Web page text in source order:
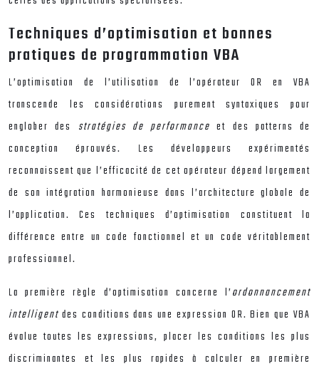
Techniques d’optimisation et bonnes
pratiques de programmation VBA
L’optimisation de l’utilisation de l’opérateur OR en VBA
transcende les considérations purement syntaxiques pour
englober des stratégies de performance et des patterns de
conception éprouvés. Les développeurs expérimentés
reconnaissent que l’efficacité de cet opérateur dépend largement
de son intégration harmonieuse dans l’architecture globale de
l’application. Ces techniques d’optimisation constituent la
différence entre un code fonctionnel et un code véritablement
professionnel.
La première règle d’optimisation concerne l’ordonnancement
intelligent des conditions dans une expression OR. Bien que VBA
évalue toutes les expressions, placer les conditions les plus
discriminantes et les plus rapides à calculer en première